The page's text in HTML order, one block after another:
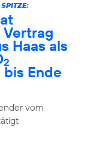
Haas als
2
Ende
vom